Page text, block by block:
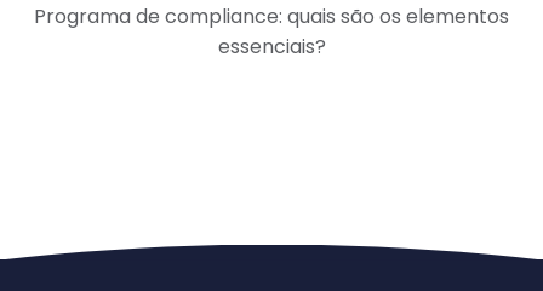
Programa de compliance: quais são os elementos
essenciais?